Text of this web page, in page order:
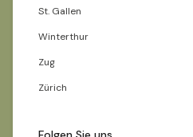
St. Gallen
Winterthur
Zug
Zürich